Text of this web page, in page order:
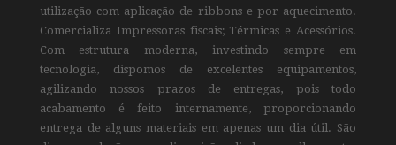
utilização com aplicação de ribbons e por aquecimento.
Comercializa Impressoras fiscais; Térmicas e Acessórios.
Com estrutura moderna, investindo sempre em
tecnologia, dispomos de excelentes equipamentos,
agilizando nossos prazos de entregas, pois todo
acabamento é feito internamente, proporcionando
entrega de alguns materiais em apenas um dia útil. São